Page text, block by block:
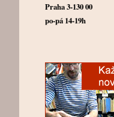
Praha 3-130 00
po-pá 14-19h